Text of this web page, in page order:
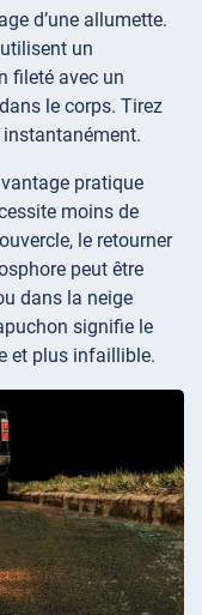
d’une allumette.
utilisent un
fileté avec un
le corps. Tirez
instantanément.
pratique
moins de
le retourner
peut être
dans la neige
signifie le
et plus infaillible.